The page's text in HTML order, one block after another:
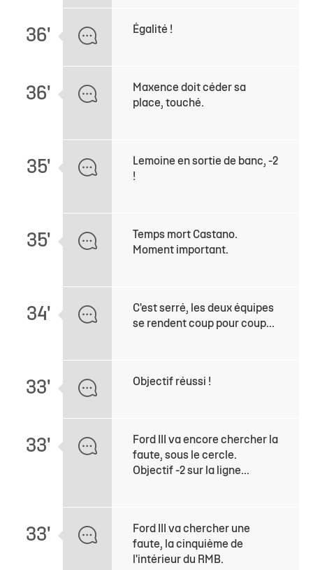
36' Égalité !
36'
Maxence doit céder sa
place, touché.
35'
Lemoine en sortie de banc, -2
!
35'
Temps mort Castano.
Moment important.
34'
C'est serré, les deux équipes
se rendent coup pour coup...
33' Objectif réussi !
33'
Ford III va encore chercher la
faute, sous le cercle.
Objectif -2 sur la ligne...
33'
Ford III va chercher une
faute, la cinquième de
l'intérieur du RMB.